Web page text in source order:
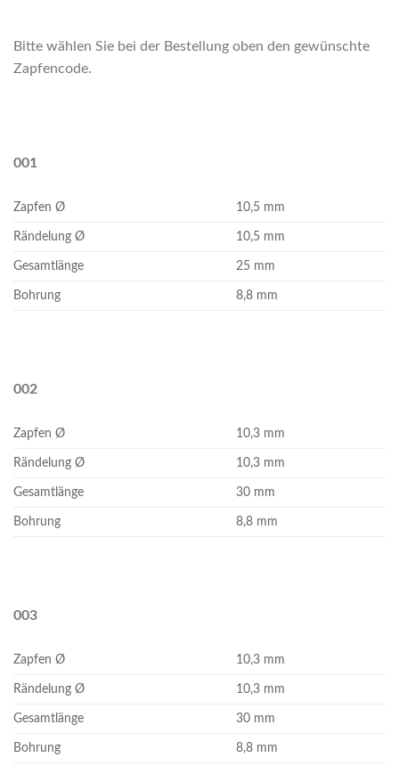
Bitte wählen Sie bei der Bestellung oben den gewünschte
Zapfencode.
001
Zapfen Ø 10,5 mm
Rändelung Ø 10,5 mm
Gesamtlänge 25 mm
Bohrung 8,8 mm
002
Zapfen Ø 10,3 mm
Rändelung Ø 10,3 mm
Gesamtlänge 30 mm
Bohrung 8,8 mm
003
Zapfen Ø 10,3 mm
Rändelung Ø 10,3 mm
Gesamtlänge 30 mm
Bohrung 8,8 mm